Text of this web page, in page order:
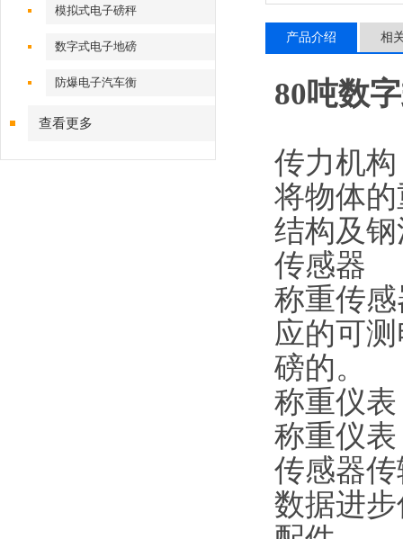
模拟式电子磅秤
数字式电子地磅
防爆电子汽车衡
查看更多
产品介绍 相
80吨数
传力机构
将物体
结构及
传感器
称重传
应的可
磅的。
称重仪表
称重仪
传感器
数据进